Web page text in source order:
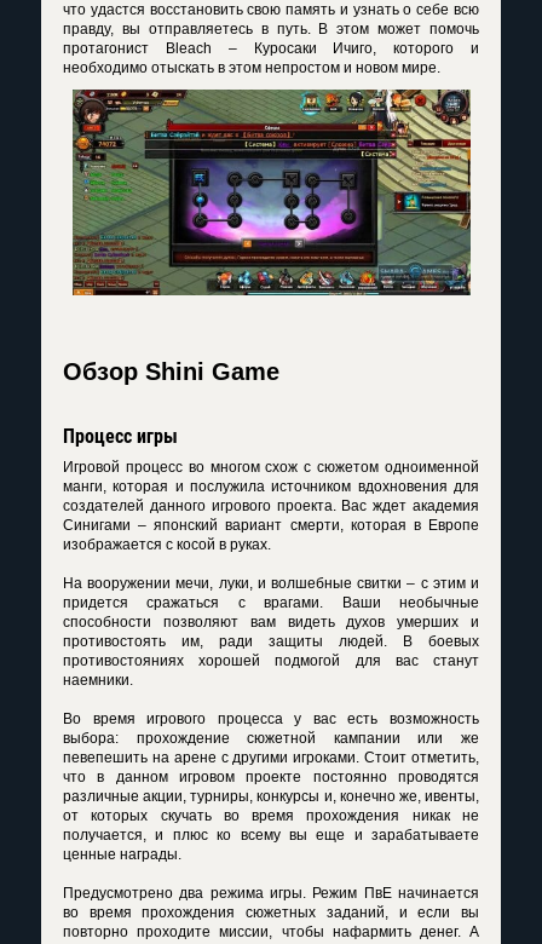
что удастся восстановить свою память и узнать о себе всю
правду, вы отправляетесь в путь. В этом может помочь
протагонист Bleach – Куросаки Ичиго, которого и
необходимо отыскать в этом непростом и новом мире.
Обзор Shini Game
Процесс игры
Игровой процесс во многом схож с сюжетом одноименной
манги, которая и послужила источником вдохновения для
создателей данного игрового проекта. Вас ждет академия
Синигами – японский вариант смерти, которая в Европе
изображается с косой в руках.
На вооружении мечи, луки, и волшебные свитки – с этим и
придется сражаться с врагами. Ваши необычные
способности позволяют вам видеть духов умерших и
противостоять им, ради защиты людей. В боевых
противостояниях хорошей подмогой для вас станут
наемники.
Во время игрового процесса у вас есть возможность
выбора: прохождение сюжетной кампании или же
певепешить на арене с другими игроками. Стоит отметить,
что в данном игровом проекте постоянно проводятся
различные акции, турниры, конкурсы и, конечно же, ивенты,
от которых скучать во время прохождения никак не
получается, и плюс ко всему вы еще и зарабатываете
ценные награды.
Предусмотрено два режима игры. Режим ПвЕ начинается
во время прохождения сюжетных заданий, и если вы
повторно проходите миссии, чтобы нафармить денег. А